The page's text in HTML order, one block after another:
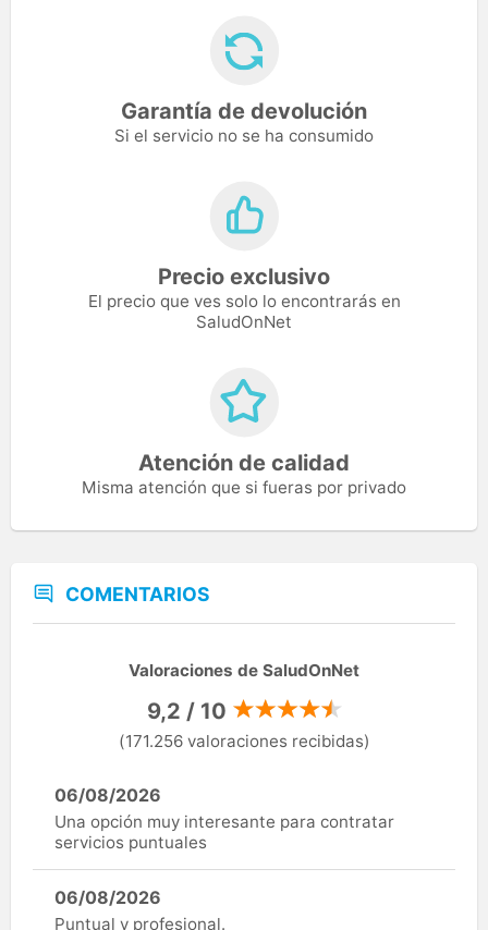
Garantía de devolución
Si el servicio no se ha consumido
Precio exclusivo
El precio que ves solo lo encontrarás en
SaludOnNet
Atención de calidad
Misma atención que si fueras por privado
COMENTARIOS
Valoraciones de SaludOnNet
9,2 / 10
(171.256 valoraciones recibidas)
06/08/2026
Una opción muy interesante para contratar
servicios puntuales
06/08/2026
Puntual y profesional.